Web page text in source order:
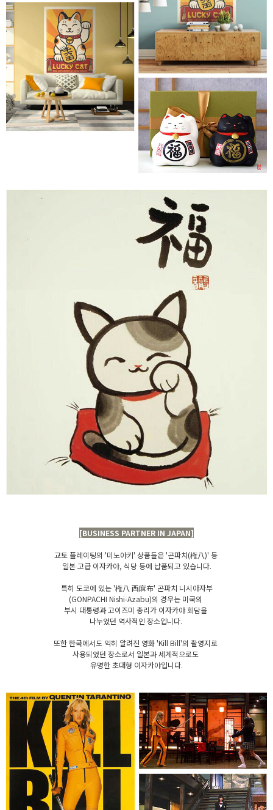
[BUSINESS PARTNER IN JAPAN]
교토 플레이팅의 '미노야키' 상품들은 '곤파치(権八)' 등
일본 고급 이자카야, 식당 등에 납품되고 있습니다.
특히 도쿄에 있는 '権八 西麻布' 곤파치 니시아자부
(GONPACHI Nishi-Azabu)의 경우는 미국의
부시 대통령과 고이즈미 총리가 이자카야 회담을
나누었던 역사적인 장소입니다.
또한 한국에서도 익히 알려진 영화 'Kill Bill'의 촬영지로
사용되었던 장소로서 일본과 세계적으로도
유명한 초대형 이자카야입니다.